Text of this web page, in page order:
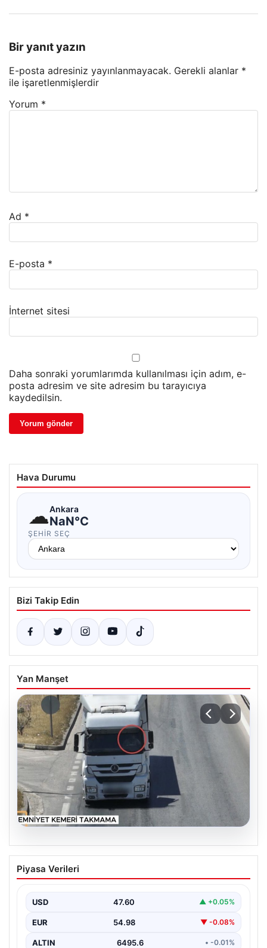
Bir yanıt yazın
E-posta adresiniz yayınlanmayacak. Gerekli alanlar *
ile işaretlenmişlerdir
Yorum *
Ad *
E-posta *
İnternet sitesi
Daha sonraki yorumlarımda kullanılması için adım, e-
posta adresim ve site adresim bu tarayıcıya
kaydedilsin.
Hava Durumu
☁Ankara
NaN°C
ŞEHIR SEÇ
Bizi Takip Edin
Yan Manşet
Otoyolda drone destekli denetimlerde
bin 123 araca ceza kesildi
sürdürdüğü drone destekli otoyol denetimlerinde
yoğun bir kontrol…
Piyasa Verileri
USD 47.60 ▲ +0.05%
EUR 54.98 ▼ -0.08%
ALTIN 6495.6 • -0.01%